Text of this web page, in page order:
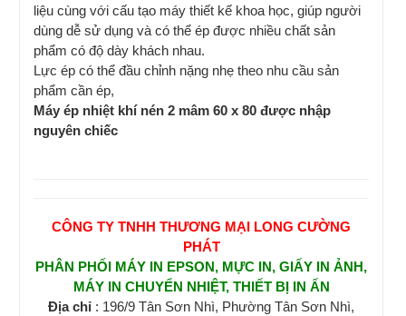
liệu cùng với cấu tạo máy thiết kế khoa học, giúp người
dùng dễ sử dụng và có thể ép được nhiều chất sản
phẩm có độ dày khách nhau.
Lực ép có thể đầu chỉnh nặng nhẹ theo nhu cầu sản
phẩm cần ép,
Máy ép nhiệt khí nén 2 mâm 60 x 80 được nhập
nguyên chiếc
CÔNG TY TNHH THƯƠNG MẠI LONG CƯỜNG
PHÁT
PHÂN PHỐI MÁY IN EPSON, MỰC IN, GIẤY IN ẢNH,
MÁY IN CHUYỂN NHIỆT, THIẾT BỊ IN ẤN
Địa chỉ : 196/9 Tân Sơn Nhì, Phường Tân Sơn Nhì,